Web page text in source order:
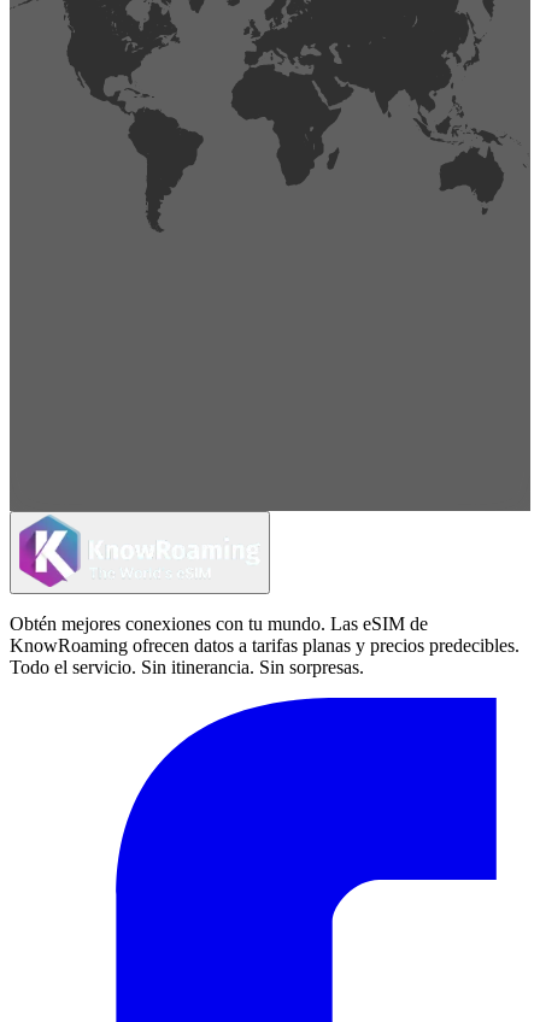
404Página no encontrada,
La página que buscas no existe o se ha cambiado de lugar.
Comprueba la URL e inténtalo de nuevo.
Ir a la página de inicio
Obtener soporte técnico
Obtén mejores conexiones con tu mundo. Las eSIM de
KnowRoaming ofrecen datos a tarifas planas y precios predecibles.
Todo el servicio. Sin itinerancia. Sin sorpresas.